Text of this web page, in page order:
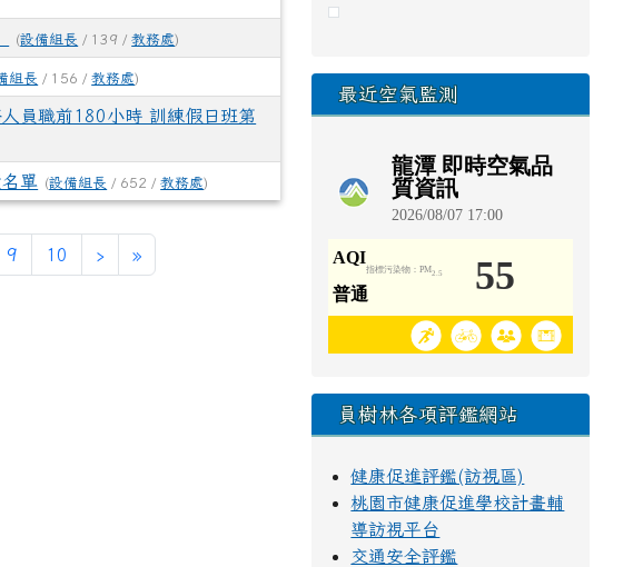
(設備組長 / 139 /教務處)
組長 / 156 /教務處)
員職前180小時 訓練假日班第
單 (設備組長 / 652 /教務處)
前頁次)
9 10 ›下一頁
»最後頁
最近空氣監測
員樹林各項評鑑網站
健康促進評鑑(訪視區)
桃園市健康促進學校計畫輔
導訪視平台
交通安全評鑑